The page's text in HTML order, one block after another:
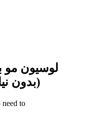
لوسیون مو
(بدون
to